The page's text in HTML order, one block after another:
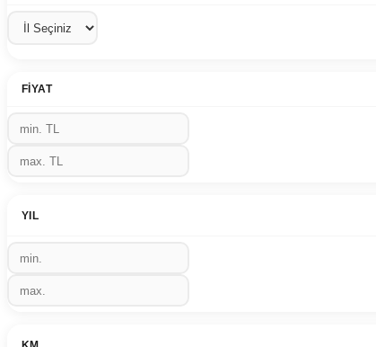
FIYAT
YIL
KM